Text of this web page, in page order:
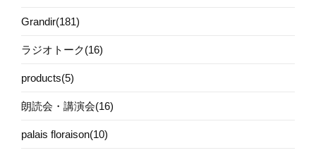
Grandir(181)
ラジオトーク(16)
products(5)
朗読会・講演会(16)
palais floraison(10)